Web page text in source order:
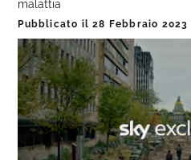
malattia
Pubblicato il28 Febbraio 2023